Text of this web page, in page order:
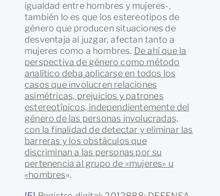
igualdad entre hombres y mujeres-,
también lo es que los estereotipos de
género que producen situaciones de
desventaja al juzgar, afectan tanto a
mujeres como a hombres. De ahí que la
perspectiva de género como método
analítico deba aplicarse en todos los
casos que involucren relaciones
asimétricas, prejuicios y patrones
estereotípicos, independientemente del
género de las personas involucradas,
con la finalidad de detectar y eliminar las
barreras y los obstáculos que
discriminan a las personas por su
pertenencia al grupo de «mujeres» u
«hombres«.